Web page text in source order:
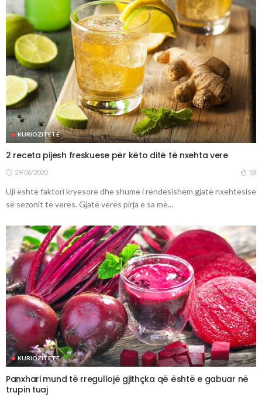
KURIOZITETE
2 receta pijesh freskuese për këto ditë të nxehta vere
29/06/2020 53
Uji është faktori kryesorë dhe shumë i rëndësishëm gjatë nxehtësisë
së sezonit të verës. Gjatë verës pirja e sa më...
KURIOZITETE
Panxhari mund të rregullojë gjithçka që është e gabuar në
trupin tuaj